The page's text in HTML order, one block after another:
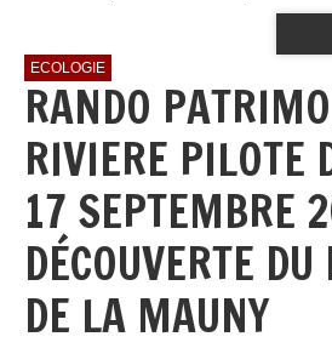
ECOLOGIE
RANDO
RIVIERE PILOTE
17 SEPTEMBRE
DÉCOUVERTE
DE LA MAUNY